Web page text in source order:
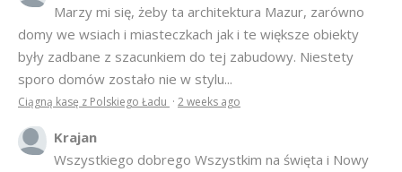
Marzy mi się, żeby ta architektura Mazur, zarówno
domy we wsiach i miasteczkach jak i te większe obiekty
były zadbane z szacunkiem do tej zabudowy. Niestety
sporo domów zostało nie w stylu...
Ciągną kasę z Polskiego Ładu · 2 weeks ago
Krajan
Wszystkiego dobrego Wszystkim na święta i Nowy